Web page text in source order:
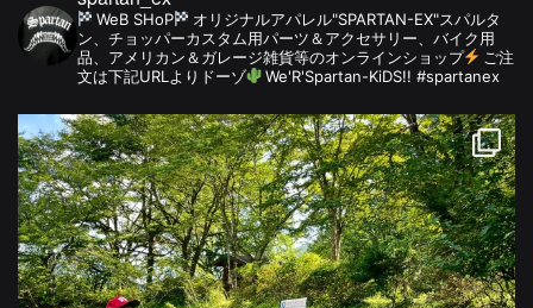
WeB SHoP
オリジナルアパレル"SPARTAN-EX"スパルタ
ン、チョッパーカスタム用パーツ＆アクセサリー、バイク用
品、アメリカン＆ガレージ雑貨等のオンラインショップ
ご注
文は下記URLよりドーゾ
We'R'Spartan-KiDS!! #spartanex